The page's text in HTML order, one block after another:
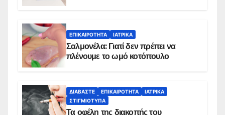
ΕΠΙΚΑΙΡΌΤΗΤΑ ΙΑΤΡΙΚΆ
Σαλμονέλα: Γιατί δεν πρέπει να
πλένουμε το ωμό κοτόπουλο
ΔΙΑΒΆΣΤΕ ΕΠΙΚΑΙΡΌΤΗΤΑ
ΙΑΤΡΙΚΆ
ΣΤΙΓΜΙΌΤΥΠΑ
Τα οφέλη της διακοπής του